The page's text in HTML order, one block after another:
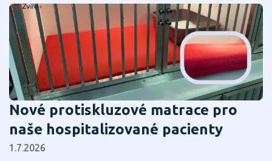
Nové protiskluzové matrace pro
naše hospitalizované pacienty
1.7.2026